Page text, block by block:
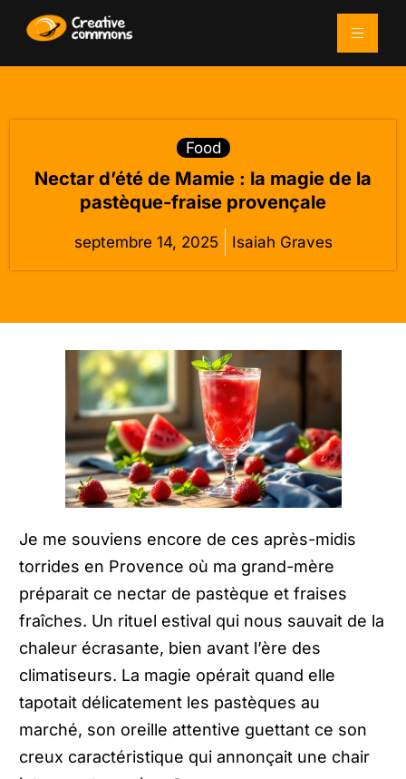
Food
Nectar d’été de Mamie : la magie de la
pastèque-fraise provençale
septembre 14, 2025 Isaiah Graves
Je me souviens encore de ces après-midis
torrides en Provence où ma grand-mère
préparait ce nectar de pastèque et fraises
fraîches. Un rituel estival qui nous sauvait de la
chaleur écrasante, bien avant l’ère des
climatiseurs. La magie opérait quand elle
tapotait délicatement les pastèques au
marché, son oreille attentive guettant ce son
creux caractéristique qui annonçait une chair